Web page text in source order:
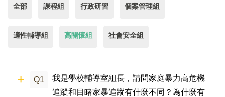
全部 課程組 行政研習 個案管理組
適性輔導組 高關懷組 社會安全組
Q1
我是學校輔導室組長，請問家庭暴力高危機
追蹤和目睹家暴追蹤有什麼不同？為什麼有